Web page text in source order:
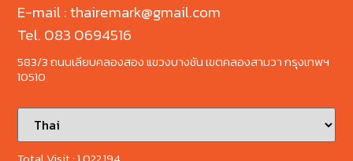
E-mail : thairemark@gmail.com
Tel. 083 0694516
583/3 ถนนเลียบคลองสอง แขวงบางชัน เขตคลองสามวา กรุงเทพฯ
10510